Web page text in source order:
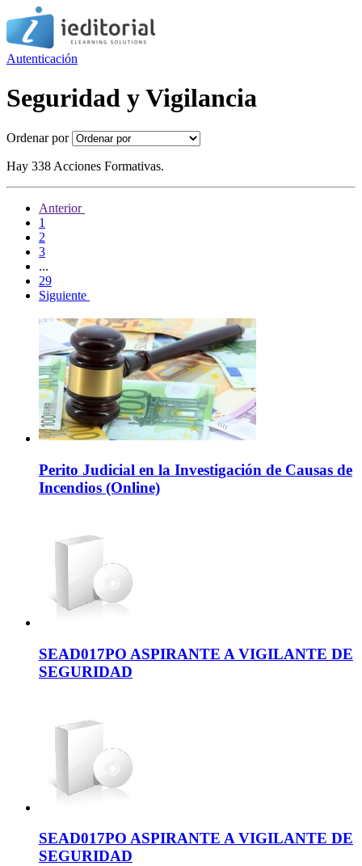
Autenticación
Seguridad y Vigilancia
Ordenar por
Hay 338 Acciones Formativas.
Anterior
1
2
3
...
29
Siguiente
Perito Judicial en la Investigación de Causas de
Incendios (Online)
SEAD017PO ASPIRANTE A VIGILANTE DE
SEGURIDAD
SEAD017PO ASPIRANTE A VIGILANTE DE
SEGURIDAD